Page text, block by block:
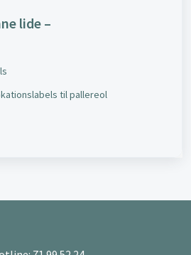
lide –
til pallereol